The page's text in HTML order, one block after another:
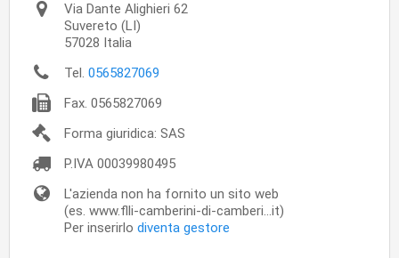
Via Dante Alighieri 62
Suvereto (LI)
57028 Italia
Tel. 0565827069
Fax. 0565827069
Forma giuridica: SAS
P.IVA 00039980495
L'azienda non ha fornito un sito web
(es. www.flli-camberini-di-camberi...it)
Per inserirlo diventa gestore